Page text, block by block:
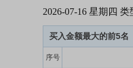
2026-07-16 星期四
买入金额最大的前5名
序号